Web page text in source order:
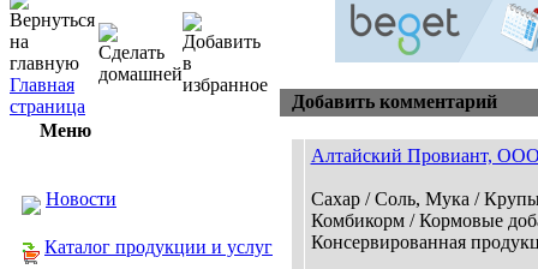
Главная
страница
Меню
Новости
Каталог продукции и услуг
Добавить комментарий
Алтайский Провиант,
Сахар / Соль, Мука /
Комбикорм / Кормовые
Консервированная